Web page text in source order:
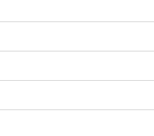
Göğüs
108